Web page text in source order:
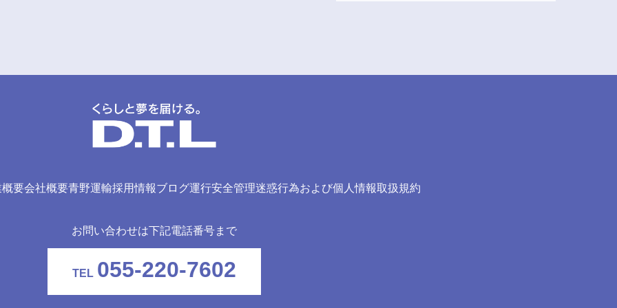
要会社概要青野運輸採用情報ブログ運行安全管理迷惑行為および個人情報取扱規約
お問い合わせは下記電話番号まで
TEL 055-220-7602